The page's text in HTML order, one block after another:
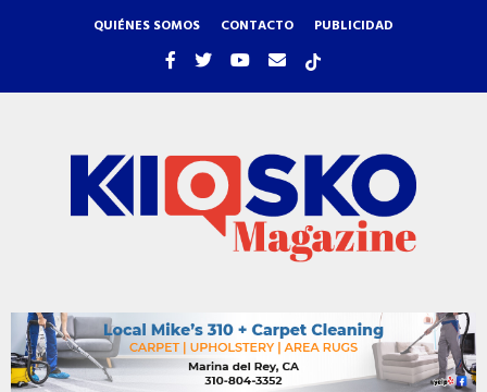
QUIÉNES SOMOS CONTACTO PUBLICIDAD